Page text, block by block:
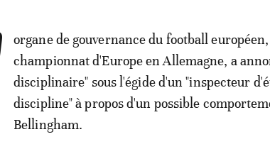
organe de gouvernance du football
championnat d'Europe en Allemagne, a
disciplinaire" sous l'égide d'un "inspecteur
discipline" à propos d'un possible
Bellingham.